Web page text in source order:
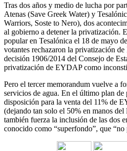
Tras dos años y medio de lucha por
Atenas (Save Greek Water) y
Warriors, Soste to Nero), dos
al gobierno a detener la privatización.
popular en Tesalónica el 18 de mayo
votantes rechazaron la privatización
decisión 1906/2014 del Consejo de
privatización de EYDAP como
Pero el tercer memorandum vuelve a
servicios de agua. En el último plan
disposición para la venta del 11% de
(dejando tan solo el 50% en manos
también fuerza la inclusión de las dos
conocido como “superfondo”, que